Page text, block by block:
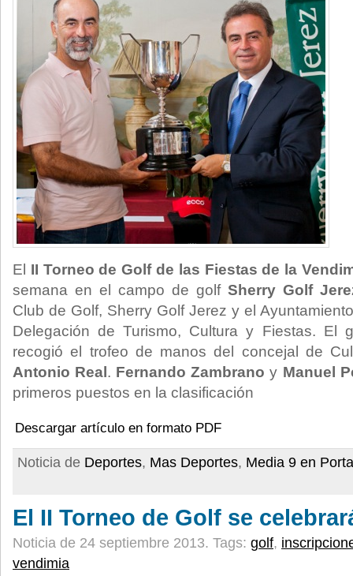
El II Torneo de Golf de las Fiestas de la
semana en el campo de golf Sherry Golf
Club de Golf, Sherry Golf Jerez y el
Delegación de Turismo, Cultura y Fiestas. El
recogió el trofeo de manos del concejal de
Antonio Real . Fernando Zambrano y Manuel
primeros puestos en la clasificación
Descargar artículo en formato PDF
Noticia de Deportes, Mas Deportes, Media 9 en
El II Torneo de Golf se
Noticia de 24 septiembre 2013. Tags: golf,
vendimia